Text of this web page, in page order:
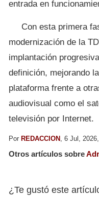
entrada en
Con esta primera
modernización de la
implantación
definición, mejorando
plataforma frente a
audiovisual como el
televisión por Internet.
Por REDACCION , 6 Jul,
Otros artículos sobre
¿Te gustó este